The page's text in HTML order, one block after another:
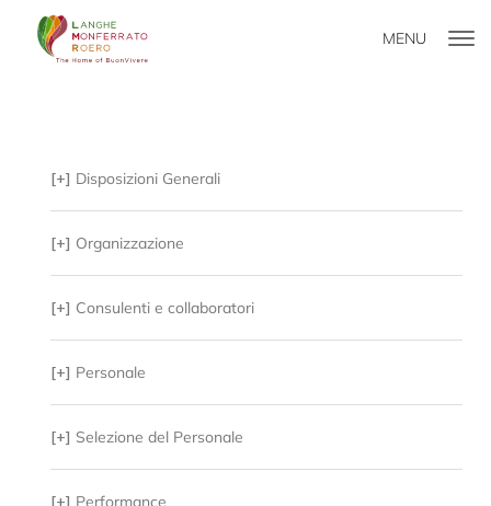
MENU
[+] Disposizioni Generali
[+] Organizzazione
[+] Consulenti e collaboratori
[+] Personale
[+] Selezione del Personale
[+] Performance